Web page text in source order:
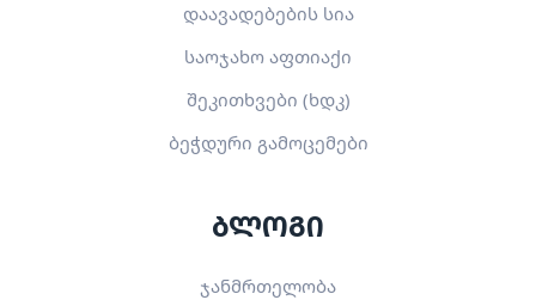
დაავადებების სია
საოჯახო აფთიაქი
შეკითხვები (ხდკ)
ბეჭდური გამოცემები
ბლოგი
ჯანმრთელობა